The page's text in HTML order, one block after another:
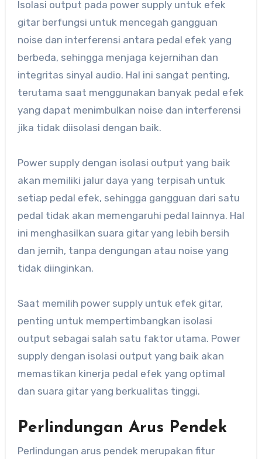
Isolasi output pada power supply untuk efek
gitar berfungsi untuk mencegah gangguan
noise dan interferensi antara pedal efek yang
berbeda, sehingga menjaga kejernihan dan
integritas sinyal audio. Hal ini sangat penting,
terutama saat menggunakan banyak pedal efek
yang dapat menimbulkan noise dan interferensi
jika tidak diisolasi dengan baik.
Power supply dengan isolasi output yang baik
akan memiliki jalur daya yang terpisah untuk
setiap pedal efek, sehingga gangguan dari satu
pedal tidak akan memengaruhi pedal lainnya. Hal
ini menghasilkan suara gitar yang lebih bersih
dan jernih, tanpa dengungan atau noise yang
tidak diinginkan.
Saat memilih power supply untuk efek gitar,
penting untuk mempertimbangkan isolasi
output sebagai salah satu faktor utama. Power
supply dengan isolasi output yang baik akan
memastikan kinerja pedal efek yang optimal
dan suara gitar yang berkualitas tinggi.
Perlindungan Arus Pendek
Perlindungan arus pendek merupakan fitur